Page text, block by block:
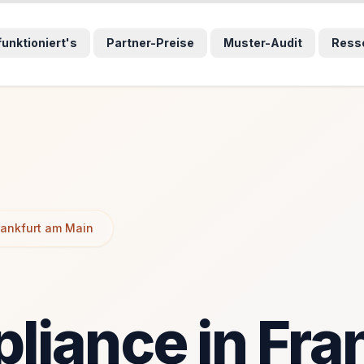
Partner-Preise Muster-Audit
am Main
in